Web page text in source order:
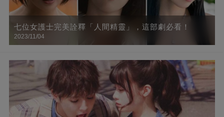
七位女護士完美詮釋「人間精靈」，這部劇必看！
2023/11/04